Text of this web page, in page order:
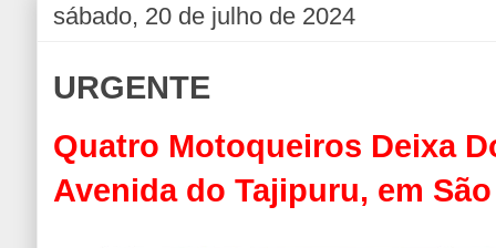
sábado, 20 de julho de 2024
URGENTE
Quatro Motoqueiros Deixa
Avenida do Tajipuru, em